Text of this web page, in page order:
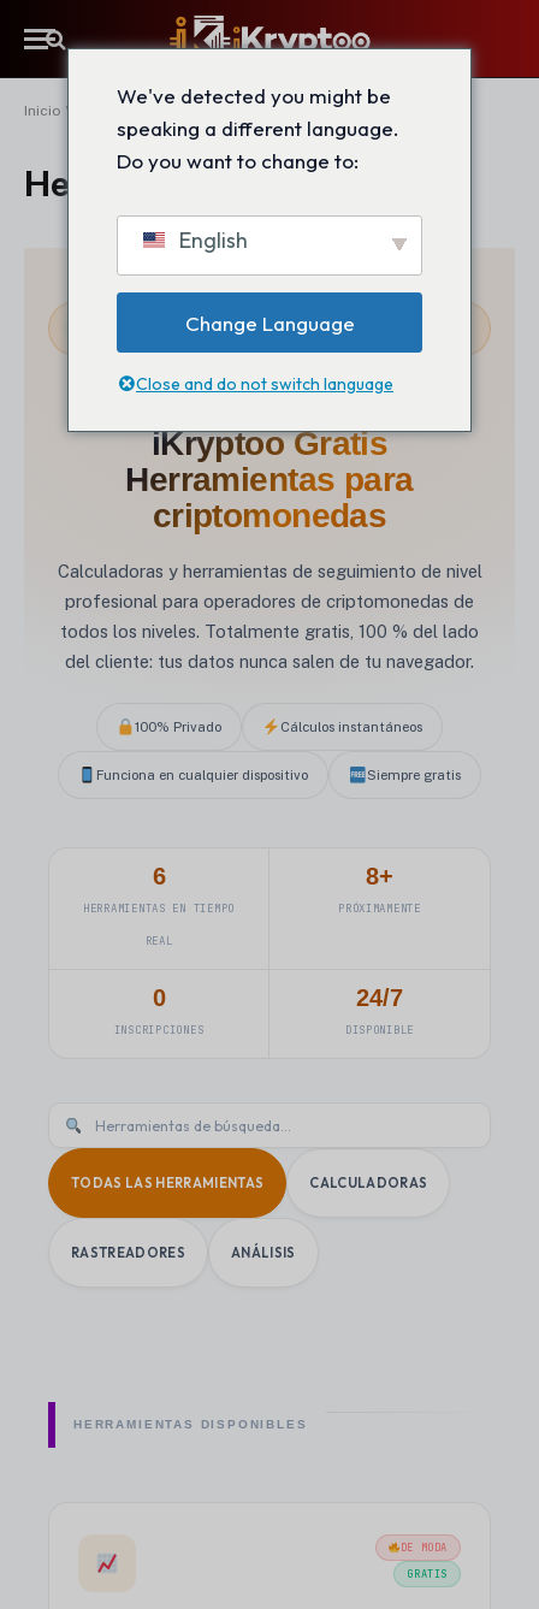
Inicio "
Herramientas de iKryptoo
GRATIS · SIN NECESIDAD DE REGISTRARSE ·
RESULTADOS INMEDIATOS
iKryptoo Gratis
Herramientas para
criptomonedas
Calculadoras y herramientas de seguimiento de nivel
profesional para operadores de criptomonedas de
todos los niveles. Totalmente gratis, 100 % del lado
del cliente: tus datos nunca salen de tu navegador.
100% Privado Cálculos instantáneos
Funciona en cualquier dispositivo Siempre gratis
6
HERRAMIENTAS EN TIEMPO
REAL
8+
PRÓXIMAMENTE
0
INSCRIPCIONES
24/7
DISPONIBLE
TODAS LAS HERRAMIENTAS CALCULADORAS
RASTREADORES ANÁLISIS
HERRAMIENTAS DISPONIBLES
DE MODA
GRATIS
We've detected you might be
speaking a different language.
Do you want to change to:
English
Change Language
Close and do not switch language